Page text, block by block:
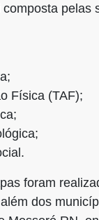
pelas
Física (TAF);
foram
dos